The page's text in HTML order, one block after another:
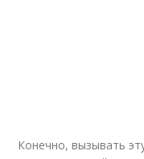
Конечно, вызывать